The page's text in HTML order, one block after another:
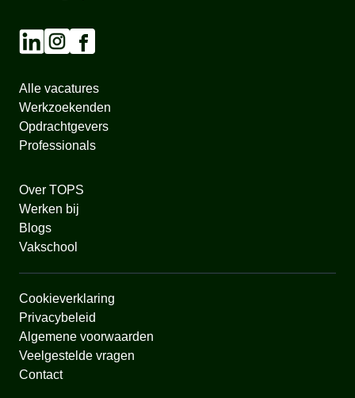
Alle vacatures
Werkzoekenden
Opdrachtgevers
Professionals
Over TOPS
Werken bij
Blogs
Vakschool
Cookieverklaring
Privacybeleid
Algemene voorwaarden
Veelgestelde vragen
Contact